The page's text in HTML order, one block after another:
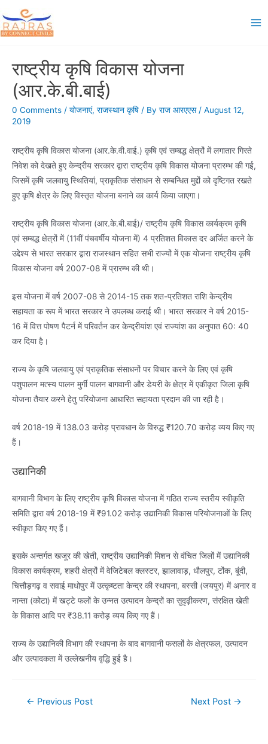
to
content
राष्ट्रीय कृषि विकास योजना
(आर.के.बी.बाई)
0 Comments / योजनाएं, राजस्थान कृषि / By राज आरएएस / August 12,
2019
राष्ट्रीय कृषि विकास योजना (आर.के.वी.वाई.) कृषि एवं सम्बद्ध क्षेत्रों में लगातार गिरते
निवेश को देखते हुए केन्द्रीय सरकार द्वारा राष्ट्रीय कृषि विकास योजना प्रारम्भ की गई,
जिसमें कृषि जलवायु स्थितियां, प्राकृतिक संसाधन से सम्बन्धित मुद्दों को दृष्टिगत रखते
हुए कृषि क्षेत्र के लिए विस्तृत योजना बनाने का कार्य किया जाएगा।
राष्ट्रीय कृषि विकास योजना (आर.के.बी.बाई)/ राष्ट्रीय कृषि विकास कार्यक्रम कृषि
एवं सम्बद्ध क्षेत्रों में (11वीं पंचवर्षीय योजना में) 4 प्रतिशत विकास दर अर्जित करने के
उद्देश्य से भारत सरकार द्वारा राजस्थान सहित सभी राज्यों में एक योजना राष्ट्रीय कृषि
विकास योजना वर्ष 2007-08 में प्रारम्भ की थी।
इस योजना में वर्ष 2007-08 से 2014-15 तक शत-प्रतिशत राशि केन्द्रीय
सहायता क रूप में भारत सरकार ने उपलब्ध कराई थी। भारत सरकार ने वर्ष 2015-
16 में वित्त पोषण पैटर्न में परिवर्तन कर केन्द्रीयांश एवं राज्यांश का अनुपात 60: 40
कर दिया है।
राज्य के कृषि जलवायु एवं प्राकृतिक संसाधनों पर विचार करने के लिए एवं कृषि
पशुपालन मत्स्य पालन मुर्गी पालन बागवानी और डेयरी के क्षेत्र में एकीकृत जिला कृषि
योजना तैयार करने हेतु परियोजना आधारित सहायता प्रदान की जा रही है।
वर्ष 2018-19 में 138.03 करोड़ प्रावधान के विरुद्ध ₹120.70 करोड़ व्यय किए गए
हैं।
उद्यानिकी
बागवानी विभाग के लिए राष्ट्रीय कृषि विकास योजना में गठित राज्य स्तरीय स्वीकृति
समिति द्वारा वर्ष 2018-19 में ₹91.02 करोड़ उद्यानिकी विकास परियोजनाओं के लिए
स्वीकृत किए गए हैं।
इसके अन्तर्गत खजूर की खेती, राष्ट्रीय उद्यानिकी मिशन से वंचित जिलों में उद्यानिकी
विकास कार्यक्रम, शहरी क्षेत्रों में वेजिटेबल क्लस्टर, झालावाड़, धौलपुर, टोंक, बूंदी,
चित्तौड़गढ़ व सवाई माधोपुर में उत्कृष्टता केन्द्र की स्थापना, बस्सी (जयपुर) में अनार व
नान्ता (कोटा) में खट्टे फलों के उन्नत उत्पादन केन्द्रों का सुदृढ़ीकरण, संरक्षित खेती
के विकास आदि पर ₹38.11 करोड़ व्यय किए गए हैं।
राज्य के उद्यानिकी विभाग की स्थापना के बाद बागवानी फसलों के क्षेत्रफल, उत्पादन
और उत्पादकता में उल्लेखनीय वृद्धि हुई है।
Post← Previous Post Next Post →